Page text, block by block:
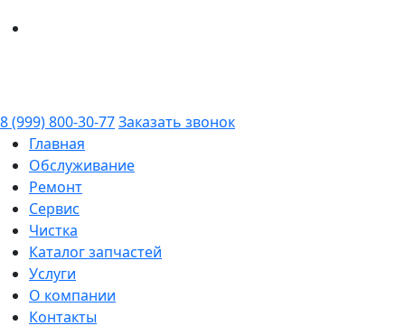
8 (999) 800-30-77Заказать звонок
Главная
Обслуживание
Ремонт
Сервис
Чистка
Каталог запчастей
Услуги
О компании
Контакты